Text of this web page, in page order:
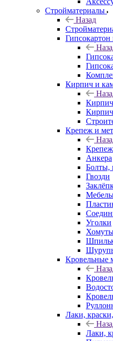
Стройматериалы
Назад
Кирпич и
Кирпич
Крепеж и
Анкера
Болты,
Гвозди
Уголки
Кровельные
Лаки,
Лаки,